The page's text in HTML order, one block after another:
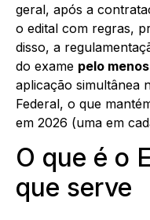
geral, após a
o edital com regras,
disso, a
do exame pelo
aplicação simultânea
Federal, o que
em 2026 (uma em
O que é o
que serve